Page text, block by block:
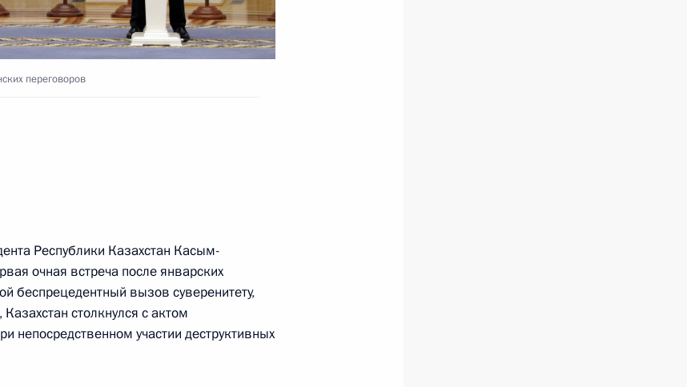
Владимира Путина
Лукашенко
Олафом
переговоров
Республики Казахстан Касым-
очная встреча после январских
беспрецедентный вызов суверенитету,
столкнулся с актом
непосредственном участии деструктивных